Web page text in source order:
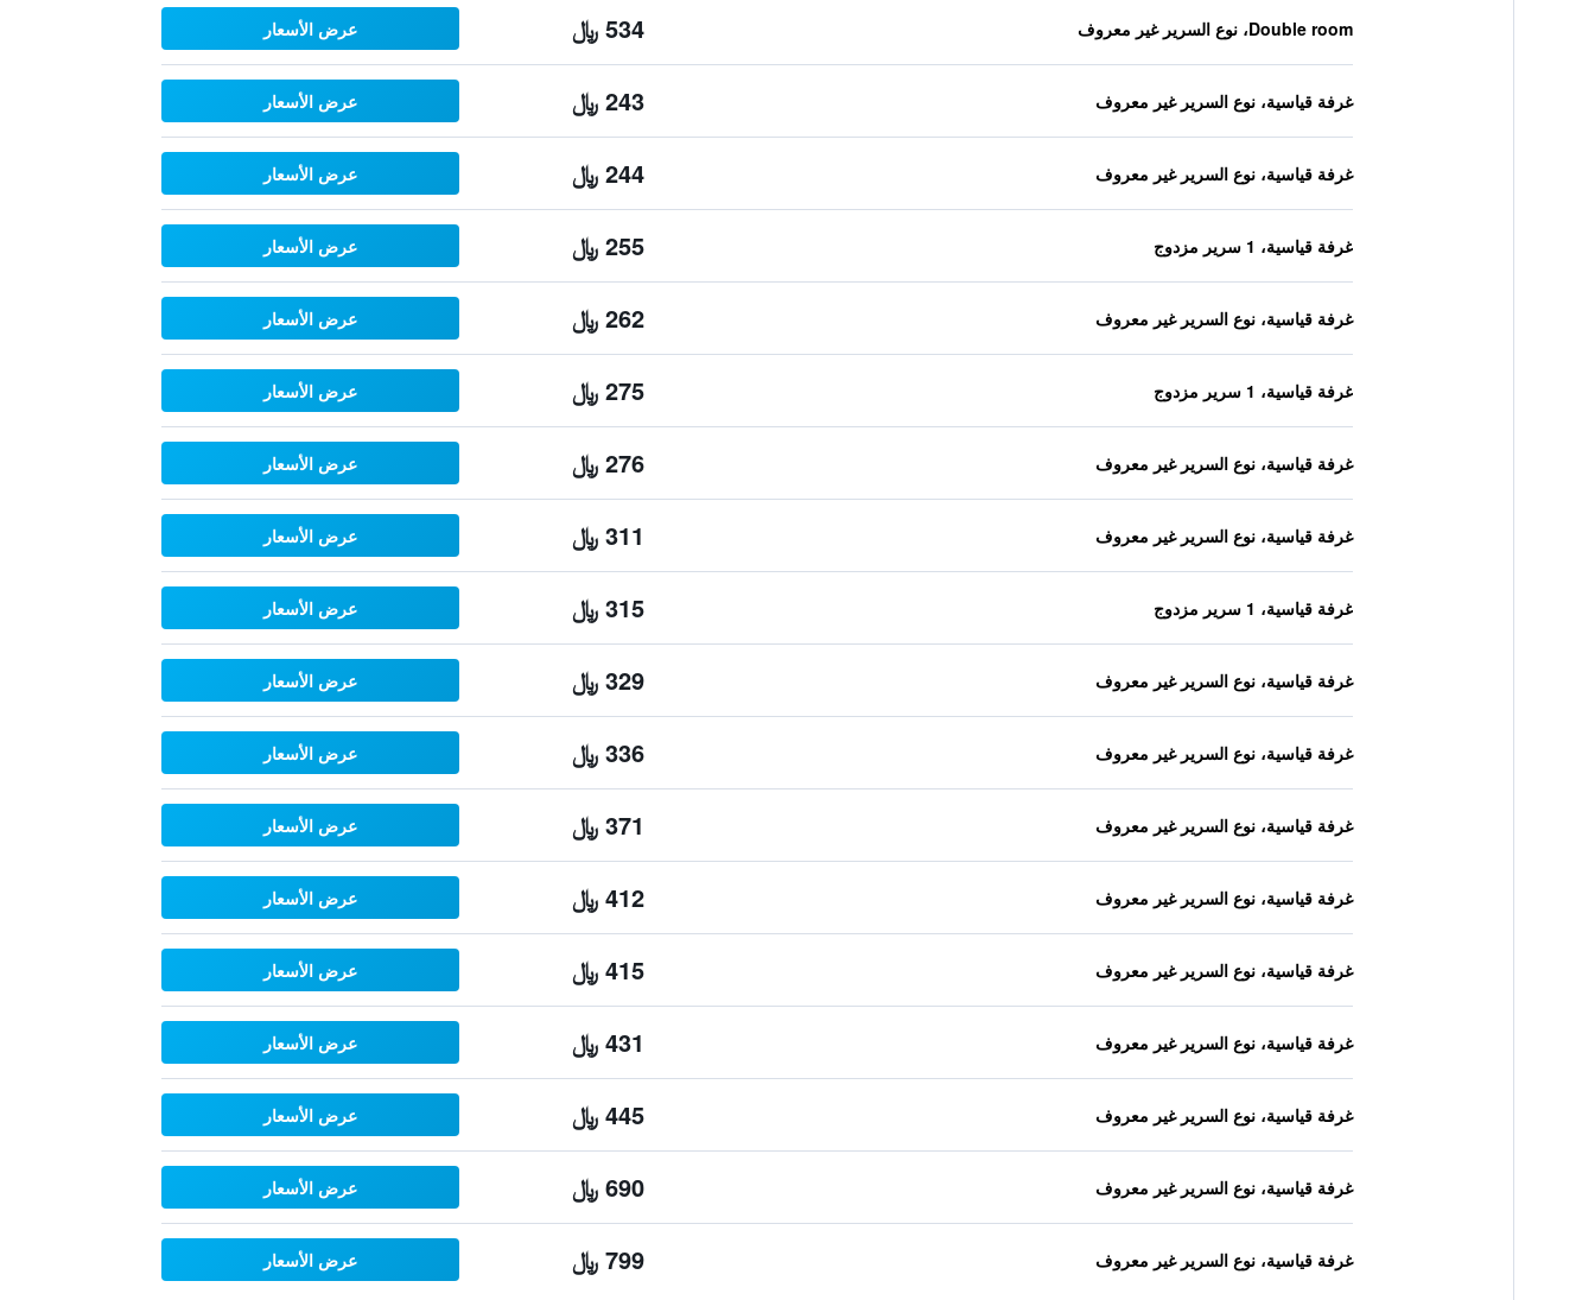
Double room، نوع السرير غير معروف 534 ﷼ عرض الأسعار
غرفة قياسية، نوع السرير غير معروف 243 ﷼ عرض الأسعار
غرفة قياسية، نوع السرير غير معروف 244 ﷼ عرض الأسعار
غرفة قياسية، 1 سرير مزدوج 255 ﷼ عرض الأسعار
غرفة قياسية، نوع السرير غير معروف 262 ﷼ عرض الأسعار
غرفة قياسية، 1 سرير مزدوج 275 ﷼ عرض الأسعار
غرفة قياسية، نوع السرير غير معروف 276 ﷼ عرض الأسعار
غرفة قياسية، نوع السرير غير معروف 311 ﷼ عرض الأسعار
غرفة قياسية، 1 سرير مزدوج 315 ﷼ عرض الأسعار
غرفة قياسية، نوع السرير غير معروف 329 ﷼ عرض الأسعار
غرفة قياسية، نوع السرير غير معروف 336 ﷼ عرض الأسعار
غرفة قياسية، نوع السرير غير معروف 371 ﷼ عرض الأسعار
غرفة قياسية، نوع السرير غير معروف 412 ﷼ عرض الأسعار
غرفة قياسية، نوع السرير غير معروف 415 ﷼ عرض الأسعار
غرفة قياسية، نوع السرير غير معروف 431 ﷼ عرض الأسعار
غرفة قياسية، نوع السرير غير معروف 445 ﷼ عرض الأسعار
غرفة قياسية، نوع السرير غير معروف 690 ﷼ عرض الأسعار
غرفة قياسية، نوع السرير غير معروف 799 ﷼ عرض الأسعار